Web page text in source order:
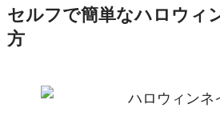
セルフで簡単なハロウィ
方